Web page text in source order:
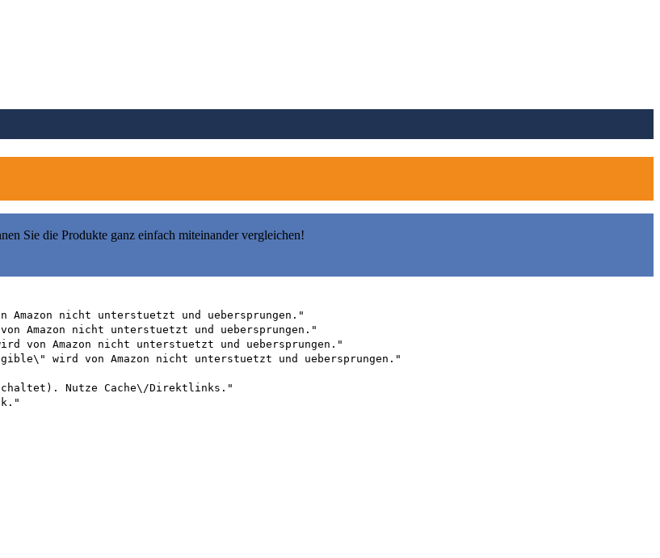
Sie die Produkte ganz einfach miteinander vergleichen!
nicht unterstuetzt und uebersprungen."
Amazon nicht unterstuetzt und uebersprungen."
Amazon nicht unterstuetzt und uebersprungen."
wird von Amazon nicht unterstuetzt und uebersprungen."
Nutze Cache\/Direktlinks."